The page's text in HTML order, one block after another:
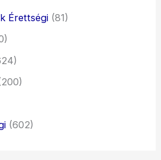
Érettségi (81)
(602)